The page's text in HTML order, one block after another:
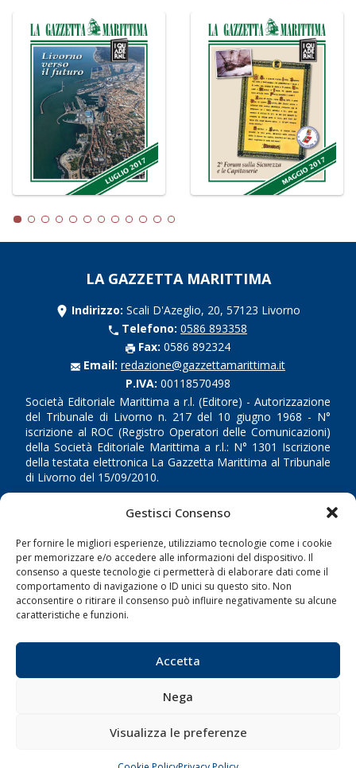
Gestisci Consenso
Per fornire le migliori esperienze, utilizziamo tecnologie come i cookie
per memorizzare e/o accedere alle informazioni del dispositivo. Il
consenso a queste tecnologie ci permetterà di elaborare dati come il
comportamento di navigazione o ID unici su questo sito. Non
acconsentire o ritirare il consenso può influire negativamente su alcune
caratteristiche e funzioni.
Accetta
Nega
Visualizza le preferenze
LA GAZZETTA MARITTIMA
Indirizzo: Scali D'Azeglio, 20, 57123 Livorno
Telefono: 0586 893358
Fax: 0586 892324
Email: redazione@gazzettamarittima.it
P.IVA: 00118570498
Società Editoriale Marittima a r.l. (Editore) - Autorizzazione
del Tribunale di Livorno n. 217 del 10 giugno 1968 - N°
iscrizione al ROC (Registro Operatori delle Comunicazioni)
della Società Editoriale Marittima a r.l.: N° 1301 Iscrizione
della testata elettronica La Gazzetta Marittima al Tribunale
di Livorno del 15/09/2010.
LINK
Shipping
Porti/Interporti
Trasporti
Sostenibilità
Compagnie di Navigazione
Blue economy
Chi siamo